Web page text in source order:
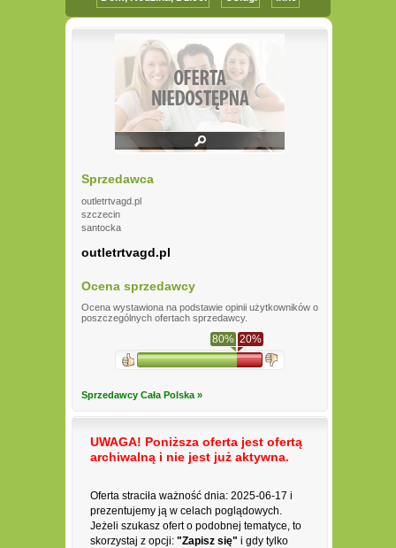
Sprzedawca
outletrtvagd.pl
szczecin
santocka
outletrtvagd.pl
Ocena sprzedawcy
Ocena wystawiona na podstawie opinii użytkowników o
poszczególnych ofertach sprzedawcy.
80% 20%
Sprzedawcy Cała Polska »
UWAGA! Poniższa oferta jest ofertą
archiwalną i nie jest już aktywna.
Oferta straciła ważność dnia: 2025-06-17 i
prezentujemy ją w celach poglądowych.
Jeżeli szukasz ofert o podobnej tematyce, to
skorzystaj z opcji: "Zapisz się" i gdy tylko